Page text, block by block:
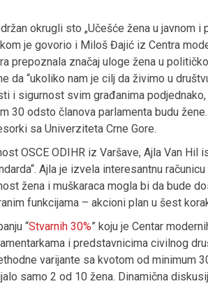
okrugli sto „Učešće žena u
kom je govorio i Miloš Đajić iz Centra
prepoznala značaj uloge žena u
da “ukoliko nam je cilj da živimo u
i sigurnost svim građanima
30 odsto članova parlamenta budu
sa Univerziteta Crne Gore.
OSCE ODIHR iz Varšave, Ajla Van
Ajla je izvela interesantnu
žena i muškaraca mogla bi da bude
funkcijama – akcioni plan u šest
“Stvarnih 30%” koju je Centar
i predstavnicima civilnog
varijante sa kvotom od minimum
samo 2 od 10 žena. Dinamična